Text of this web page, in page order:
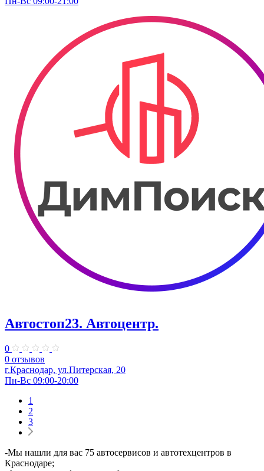
Автостоп23. ​Автоцентр.
0
0 отзывов
г.Краснодар, ул.Питерская, 20
Пн-Вс 09:00-20:00
1
2
3
-Мы нашли для вас 75 автосервисов и автотехцентров в
Краснодаре;